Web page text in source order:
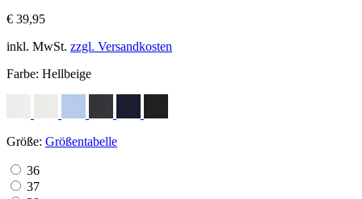
€ 39,95
inkl. MwSt. zzgl. Versandkosten
Farbe: Hellbeige
Größe: Größentabelle
36
37